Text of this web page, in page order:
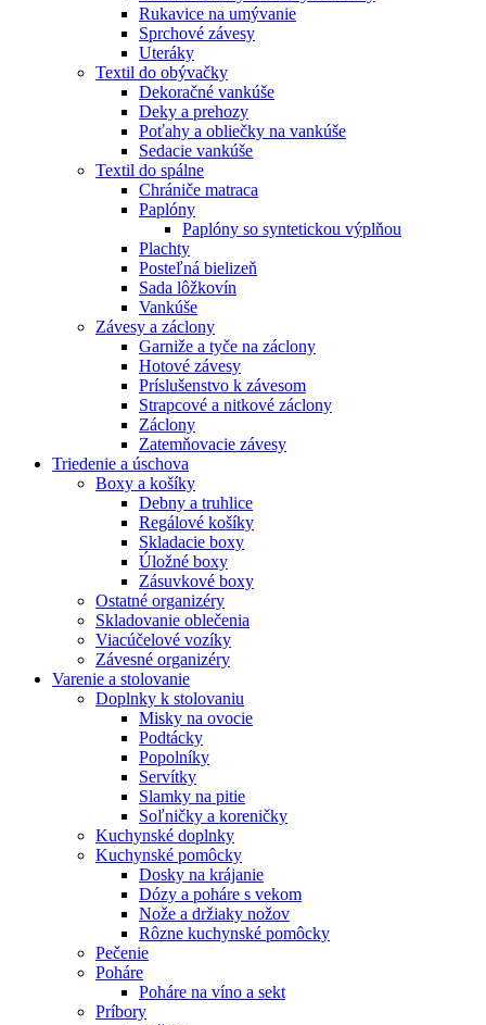
Rukavice na umývanie
Sprchové závesy
Uteráky
Textil do obývačky
Dekoračné vankúše
Deky a prehozy
Poťahy a obliečky na vankúše
Sedacie vankúše
Textil do spálne
Chrániče matraca
Paplóny
Paplóny so syntetickou výplňou
Plachty
Posteľná bielizeň
Sada lôžkovín
Vankúše
Závesy a záclony
Garniže a tyče na záclony
Hotové závesy
Príslušenstvo k závesom
Strapcové a nitkové záclony
Záclony
Zatemňovacie závesy
Triedenie a úschova
Boxy a košíky
Debny a truhlice
Regálové košíky
Skladacie boxy
Úložné boxy
Zásuvkové boxy
Ostatné organizéry
Skladovanie oblečenia
Viacúčelové vozíky
Závesné organizéry
Varenie a stolovanie
Doplnky k stolovaniu
Misky na ovocie
Podtácky
Popolníky
Servítky
Slamky na pitie
Soľničky a koreničky
Kuchynské doplnky
Kuchynské pomôcky
Dosky na krájanie
Dózy a poháre s vekom
Nože a držiaky nožov
Rôzne kuchynské pomôcky
Pečenie
Poháre
Poháre na víno a sekt
Príbory